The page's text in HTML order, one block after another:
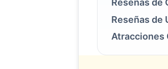
Reseñas de
Reseñas de
Atracciones